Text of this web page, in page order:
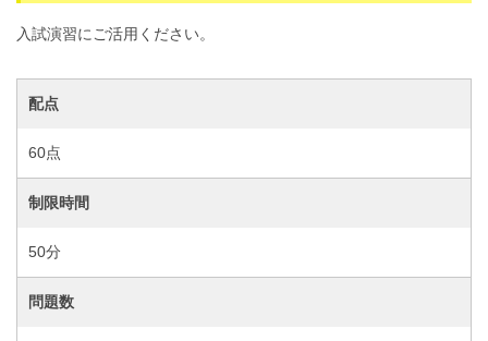
入試演習にご活用ください。
配点
60点
制限時間
50分
問題数